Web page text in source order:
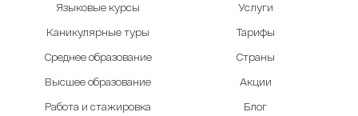
Языковые курсы
Каникулярные туры
Среднее образование
Высшее образование
Работа и стажировка
Услуги
Тарифы
Страны
Акции
Блог